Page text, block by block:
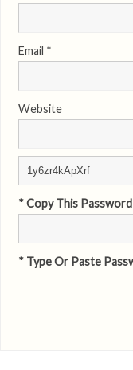
Email *
Website
* Copy This
* Type Or Paste